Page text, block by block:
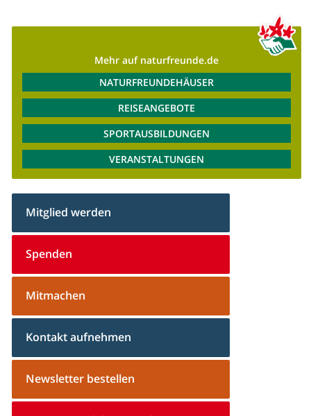
Mehr auf naturfreunde.de
NATURFREUNDEHÄUSER
REISEANGEBOTE
SPORTAUSBILDUNGEN
VERANSTALTUNGEN
Mitglied werden
Spenden
Mitmachen
Kontakt aufnehmen
Newsletter bestellen